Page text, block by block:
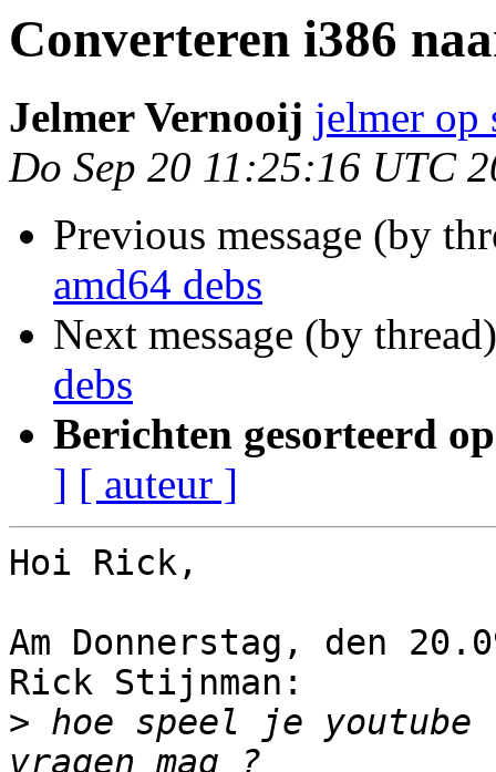
Converteren i386
Jelmer Vernooij jelmer op
Do Sep 20 11:25:16 UTC
Previous message (by
amd64 debs
Next message (by
debs
Berichten gesorteerd
] [ auteur ]
Hoi Rick,
Am Donnerstag, den
Rick Stijnman:
> hoe speel je